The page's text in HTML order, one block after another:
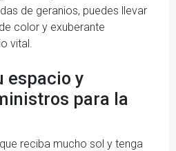
de geranios, puedes llevar
color y exuberante
vital.
espacio y
para la
reciba mucho sol y tenga